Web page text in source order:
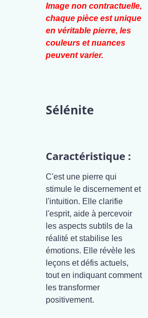
Image non contractuelle,
chaque pièce est unique
en véritable pierre, les
couleurs et nuances
peuvent varier.
Sélénite
Caractéristique :
C'est une pierre qui
stimule le discernement et
l'intuition. Elle clarifie
l'esprit, aide à percevoir
les aspects subtils de la
réalité et stabilise les
émotions. Elle révèle les
leçons et défis actuels,
tout en indiquant comment
les transformer
positivement.